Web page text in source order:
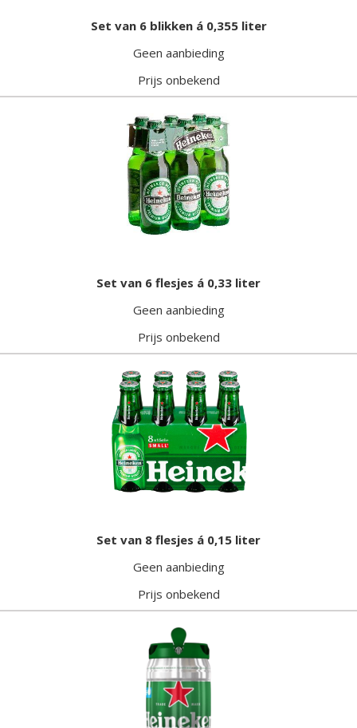
Set van 6 blikken á 0,355 liter
Geen aanbieding
Prijs onbekend
Set van 6 flesjes á 0,33 liter
Geen aanbieding
Prijs onbekend
Set van 8 flesjes á 0,15 liter
Geen aanbieding
Prijs onbekend